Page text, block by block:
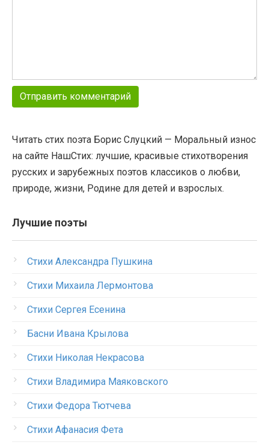
Читать стих поэта Борис Слуцкий — Моральный износ
на сайте НашСтих: лучшие, красивые стихотворения
русских и зарубежных поэтов классиков о любви,
природе, жизни, Родине для детей и взрослых.
Лучшие поэты
Стихи Александра Пушкина
Стихи Михаила Лермонтова
Стихи Сергея Есенина
Басни Ивана Крылова
Стихи Николая Некрасова
Стихи Владимира Маяковского
Стихи Федора Тютчева
Стихи Афанасия Фета